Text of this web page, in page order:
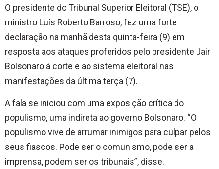
O presidente do Tribunal Superior Eleitoral (TSE), o
ministro Luís Roberto Barroso, fez uma forte
declaração na manhã desta quinta-feira (9) em
resposta aos ataques proferidos pelo presidente Jair
Bolsonaro à corte e ao sistema eleitoral nas
manifestações da última terça (7).
A fala se iniciou com uma exposição crítica do
populismo, uma indireta ao governo Bolsonaro. “O
populismo vive de arrumar inimigos para culpar pelos
seus fiascos. Pode ser o comunismo, pode ser a
imprensa, podem ser os tribunais”, disse.